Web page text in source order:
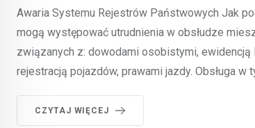
Awaria Systemu Rejestrów Państwowych Jak
mogą występować utrudnienia w obsłudze
związanych z: dowodami osobistymi, ewidencją
rejestracją pojazdów, prawami jazdy. Obsługa w
CZYTAJ WIĘCEJ